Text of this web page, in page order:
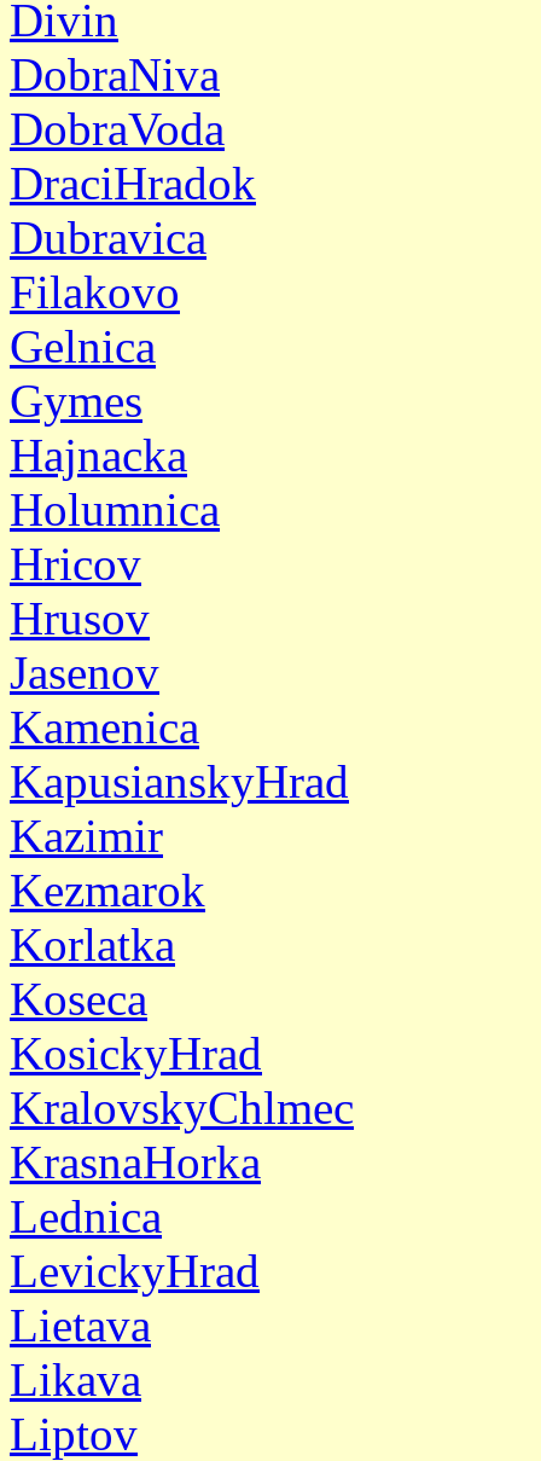
Divin
DobraNiva
DobraVoda
DraciHradok
Dubravica
Filakovo
Gelnica
Gymes
Hajnacka
Holumnica
Hricov
Hrusov
Jasenov
Kamenica
KapusianskyHrad
Kazimir
Kezmarok
Korlatka
Koseca
KosickyHrad
KralovskyChlmec
KrasnaHorka
Lednica
LevickyHrad
Lietava
Likava
Liptov